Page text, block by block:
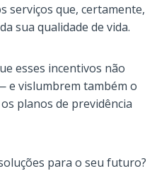
serviços que, certamente,
sua qualidade de vida.
esses incentivos não
e vislumbrem também o
planos de previdência
para o seu futuro?